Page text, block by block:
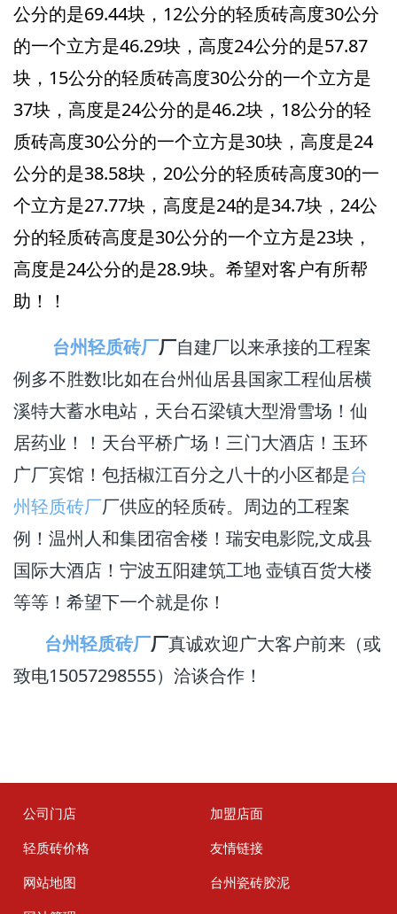
公分的是69.44块，12公分的轻质砖高度30公分
的一个立方是46.29块，高度24公分的是57.87
块，15公分的轻质砖高度30公分的一个立方是
37块，高度是24公分的是46.2块，18公分的轻
质砖高度30公分的一个立方是30块，高度是24
公分的是38.58块，20公分的轻质砖高度30的一
个立方是27.77块，高度是24的是34.7块，24公
分的轻质砖高度是30公分的一个立方是23块，
高度是24公分的是28.9块。希望对客户有所帮
助！！
台州轻质砖厂厂自建厂以来承接的工程案
例多不胜数!比如在台州仙居县国家工程仙居横
溪特大蓄水电站，天台石梁镇大型滑雪场！仙
居药业！！天台平桥广场！三门大酒店！玉环
广厂宾馆！包括椒江百分之八十的小区都是台
州轻质砖厂厂供应的轻质砖。周边的工程案
例！温州人和集团宿舍楼！瑞安电影院,文成县
国际大酒店！宁波五阳建筑工地 壶镇百货大楼
等等！希望下一个就是你！
台州轻质砖厂厂真诚欢迎广大客户前来（或
致电15057298555）洽谈合作！
公司门店
加盟店面
轻质砖价格
友情链接
网站地图
台州瓷砖胶泥